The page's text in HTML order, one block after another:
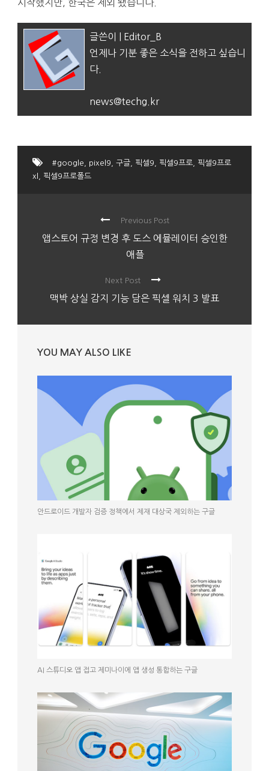
시작했지만, 한국은 제외 됐습니다.
글쓴이 | Editor_B
언제나 기분 좋은 소식을 전하고 싶습니
다.
news@techg.kr
#google pixel9 구글 픽셀9 픽셀9프로
픽셀9프로
xl
픽셀9프로폴드
Previous Post
앱스토어 규정 변경 후 도스 에뮬레이터 승인한
애플
Next Post
맥박 상실 감지 기능 담은 픽셀 워치 3 발표
YOU MAY ALSO LIKE
안드로이드 개발자 검증 정책에서 제재 대상국 제외하는 구글
AI 스튜디오 앱 접고 제미나이에 앱 생성 통합하는 구글